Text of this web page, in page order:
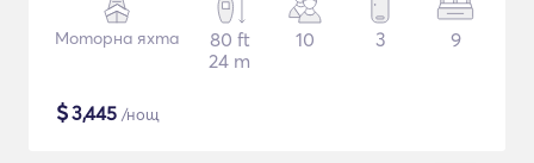
Моторна яхта
80 ft
24 m
10 3 9
$3,445 /нощ